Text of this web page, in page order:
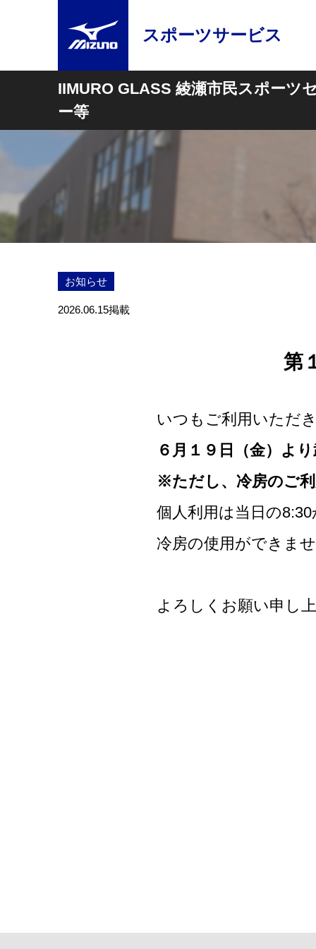
スポーツサービス
IIMURO GLASS 綾瀬市民スポーツ
ー等
お知らせ
2026.06.15掲載
第
いつもご利用いただ
６月１９日（金）よ
※ただし、冷房のご
個人利用は当日の
冷房の使用ができま
よろしくお願い申し